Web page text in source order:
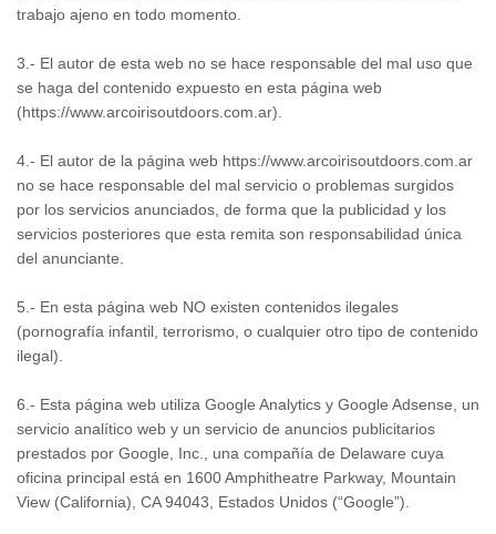
trabajo ajeno en todo momento.
3.- El autor de esta web no se hace responsable del mal uso que
se haga del contenido expuesto en esta página web
(https://www.arcoirisoutdoors.com.ar).
4.- El autor de la página web https://www.arcoirisoutdoors.com.ar
no se hace responsable del mal servicio o problemas surgidos
por los servicios anunciados, de forma que la publicidad y los
servicios posteriores que esta remita son responsabilidad única
del anunciante.
5.- En esta página web NO existen contenidos ilegales
(pornografía infantil, terrorismo, o cualquier otro tipo de contenido
ilegal).
6.- Esta página web utiliza Google Analytics y Google Adsense, un
servicio analítico web y un servicio de anuncios publicitarios
prestados por Google, Inc., una compañía de Delaware cuya
oficina principal está en 1600 Amphitheatre Parkway, Mountain
View (California), CA 94043, Estados Unidos (“Google”).